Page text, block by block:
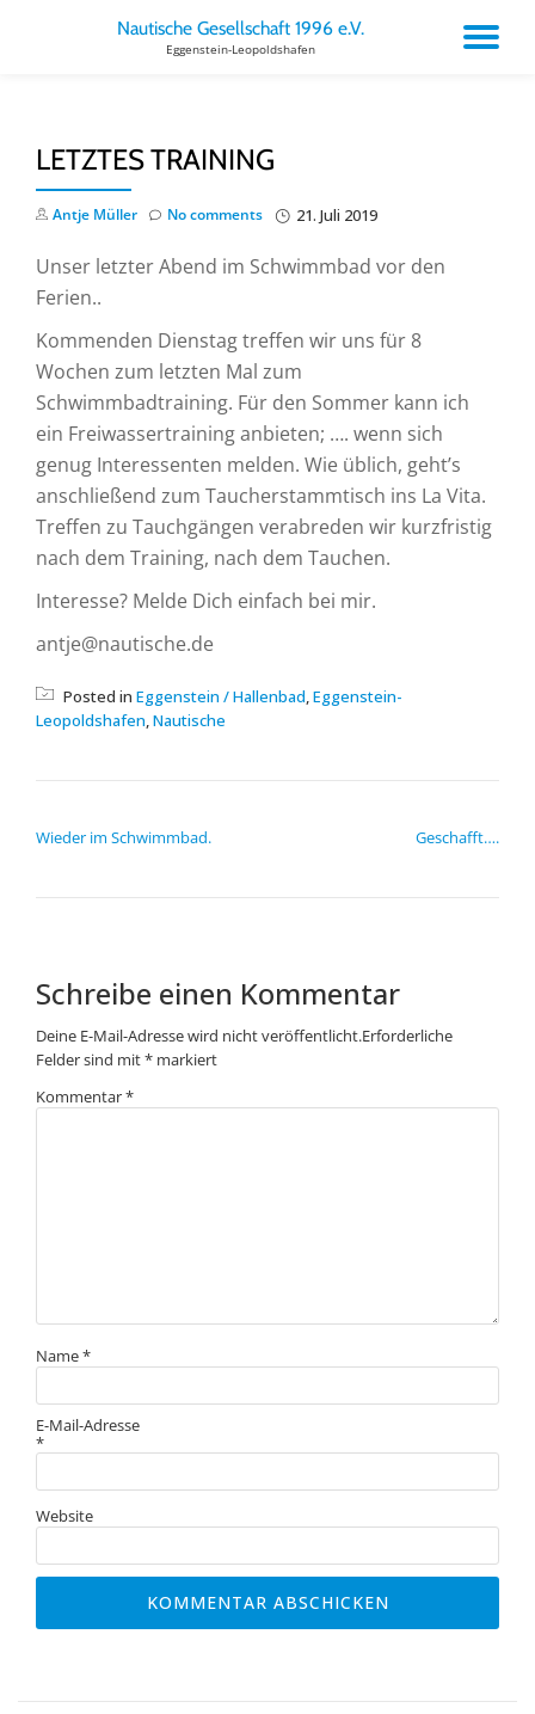
Nautische Gesellschaft 1996 e.V.
Eggenstein-Leopoldshafen
LETZTES TRAINING
Antje Müller 21. Juli 2019
No comments
Unser letzter Abend im Schwimmbad vor den
Ferien..
Kommenden Dienstag treffen wir uns für 8
Wochen zum letzten Mal zum
Schwimmbadtraining. Für den Sommer kann ich
ein Freiwassertraining anbieten; …. wenn sich
genug Interessenten melden. Wie üblich, geht’s
anschließend zum Taucherstammtisch ins La Vita.
Treffen zu Tauchgängen verabreden wir kurzfristig
nach dem Training, nach dem Tauchen.
Interesse? Melde Dich einfach bei mir.
antje@nautische.de
Posted in Eggenstein / Hallenbad,Eggenstein-
Leopoldshafen,Nautische
Wieder im Schwimmbad. Geschafft….
Schreibe einen Kommentar
Deine E-Mail-Adresse wird nicht veröffentlicht.Erforderliche
Felder sind mit* markiert
Kommentar*
Name*
E-Mail-Adresse
*
Website